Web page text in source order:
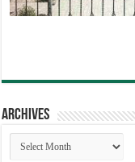
Archives
Archives